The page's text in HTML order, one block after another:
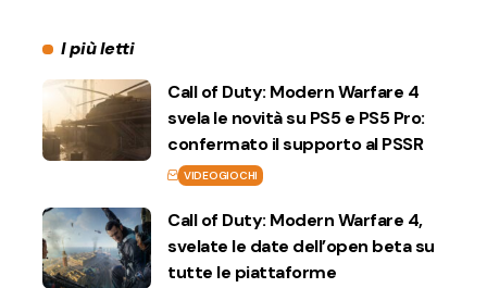
I più letti
Call of Duty: Modern Warfare 4
svela le novità su PS5 e PS5 Pro:
confermato il supporto al PSSR
VIDEOGIOCHI
Call of Duty: Modern Warfare 4,
svelate le date dell’open beta su
tutte le piattaforme